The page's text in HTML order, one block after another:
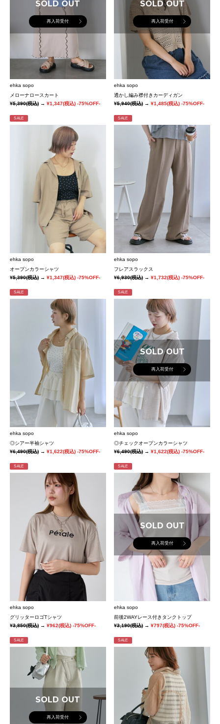
SOLD OUT
再入荷受付
ehka sopo
メローナロースカート
¥5,390(税込) → ¥1,347(税込) -75%OFF-
SOLD OUT
再入荷受付
ehka sopo
透かし編み襟付きカーディガン
¥5,940(税込)→¥1,485(税込) -75%OFF-
SALE
ehka sopo
オープンカラーシャツ
¥5,390(税込) → ¥1,347(税込) -75%OFF-
SALE
ehka sopo
フレアスラックス
¥6,930(税込)→¥1,732(税込) -75%OFF-
SALE
ehka sopo
◎シアー半袖シャツ
¥6,490(税込) → ¥1,622(税込) -75%OFF-
SALE
SOLD OUT
再入荷受付
ehka sopo
◎チェックオープンカラーシャツ
¥6,490(税込)→¥1,622(税込) -75%OFF-
SALE
ehka sopo
グリッターロゴTシャツ
¥3,850(税込) → ¥962(税込) -75%OFF-
SALE
SOLD OUT
再入荷受付
ehka sopo
前後2WAYレース付きタンクトップ
¥3,190(税込)→¥797(税込) -75%OFF-
SALE
SOLD OUT
再入荷受付
SALE